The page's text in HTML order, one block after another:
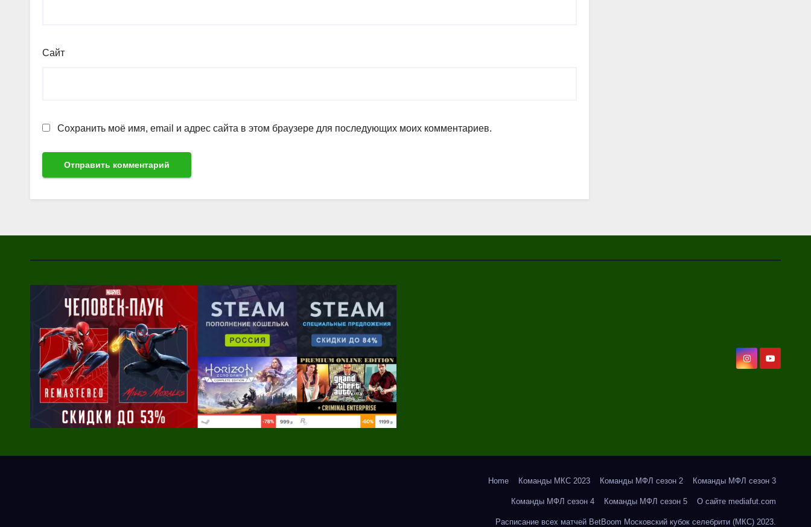
Сайт
Сохранить моё имя, email и адрес сайта в этом браузере для последующих моих комментариев.
Home Команды МКС 2023 Команды МФЛ сезон 2 Команды МФЛ сезон 3
Команды МФЛ сезон 4 Команды МФЛ сезон 5 О сайте mediafut.com
Расписание всех матчей BetBoom Московский кубок селебрити (МКС) 2023.